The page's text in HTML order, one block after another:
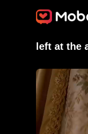
left at the